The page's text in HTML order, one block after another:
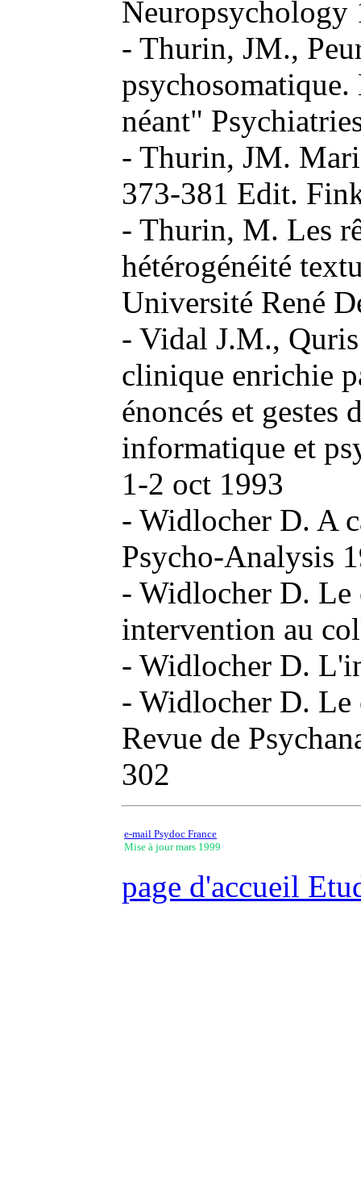
Neuropsychology
- Thurin, JM.,
néant"
- Thurin, JM.
373-381 Edit.
- Thurin, M. Les
hétérogénéité
Université René
- Vidal J.M.,
clinique enrichie
énoncés et gestes
informatique et
1-2 oct 1993
- Widlocher D. A
Psycho-Analysis
- Widlocher D. Le
intervention au
- Widlocher D.
- Widlocher D. Le
Revue de
302
e-mail Psydoc France
Mise à jour mars 1999
page d'accueil